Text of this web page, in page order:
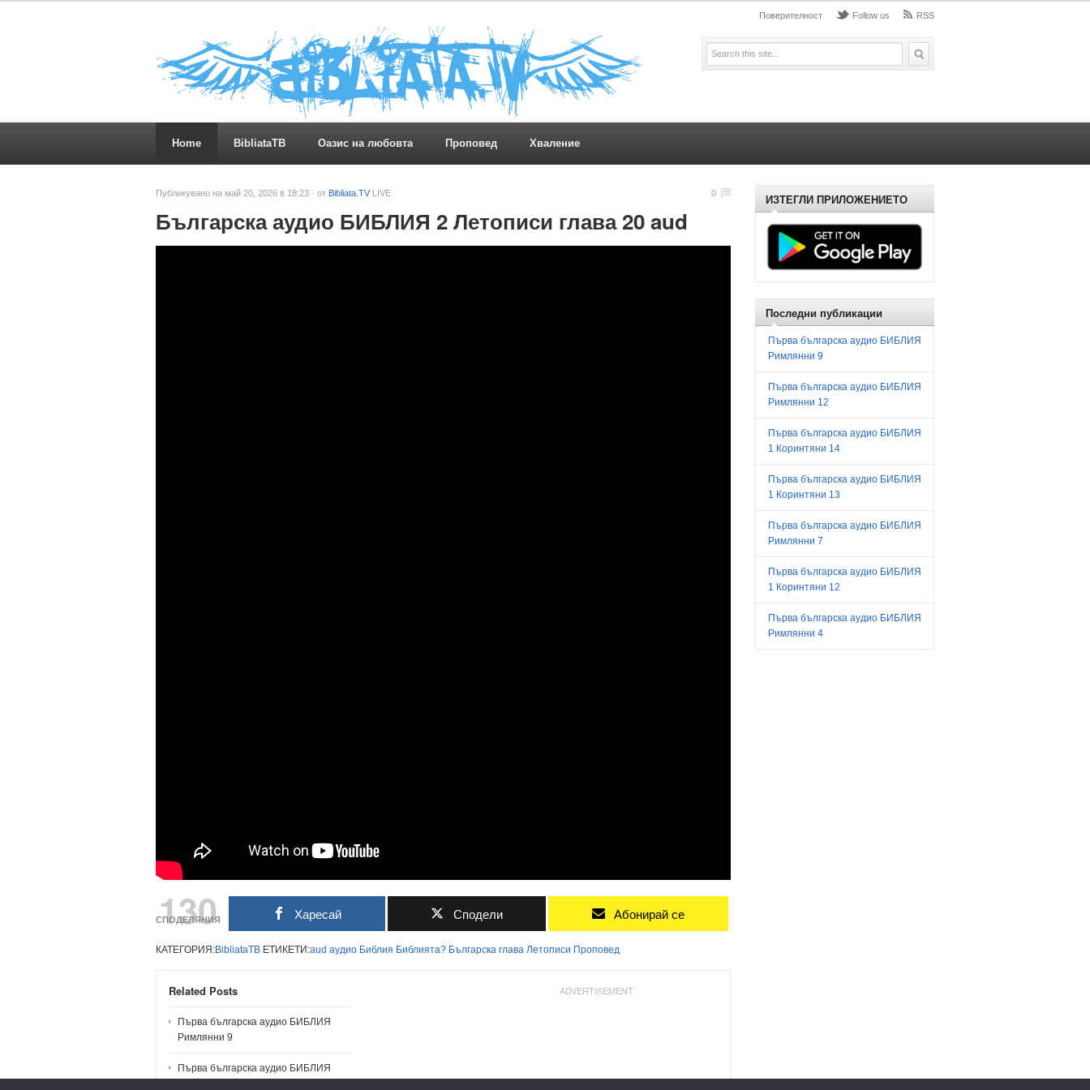
Поверителност Follow us RSS
Home BibliataTB Оазис на любовта Проповед Хваление
Публикувано на май 20, 2026 в 18:23 · от Bibliata.TV LIVE 0
Българска аудио БИБЛИЯ 2 Летописи глава 20 aud
130
СПОДЕЛЯНИЯ Харесай Сподели Абонирай се
КАТЕГОРИЯ:BibliataTB ЕТИКЕТИ:aud аудио Библия Библията? Българска глава Летописи Проповед
Related Posts
Първа българска аудио БИБЛИЯ
Римлянни 9
Първа българска аудио БИБЛИЯ
ADVERTISEMENT
ИЗТЕГЛИ ПРИЛОЖЕНИЕТО
Последни публикации
Първа българска аудио БИБЛИЯ
Римлянни 9
Първа българска аудио БИБЛИЯ
Римлянни 12
Първа българска аудио БИБЛИЯ
1 Коринтяни 14
Първа българска аудио БИБЛИЯ
1 Коринтяни 13
Първа българска аудио БИБЛИЯ
Римлянни 7
Първа българска аудио БИБЛИЯ
1 Коринтяни 12
Първа българска аудио БИБЛИЯ
Римлянни 4